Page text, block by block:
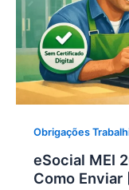
Obrigações
eSocial MEI
Como